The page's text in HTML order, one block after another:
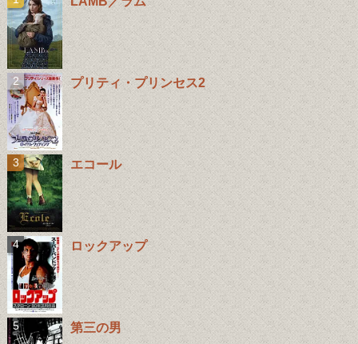
プリティ・プリンセス2
エコール
ロックアップ
第三の男